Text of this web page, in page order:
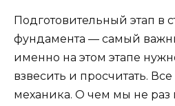
Подготовительный этап в
фундамента — самый
именно на этом этапе
взвесить и просчитать.
механика. О чем мы не раз